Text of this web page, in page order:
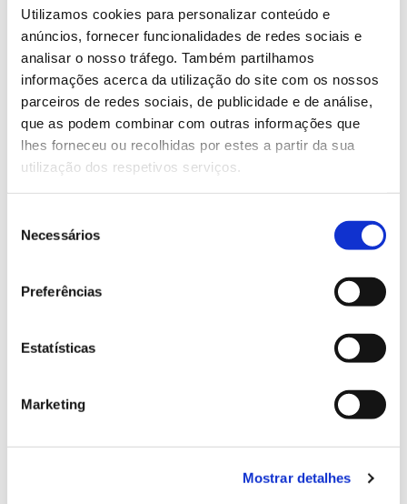
Utilizamos cookies para personalizar conteúdo e
anúncios, fornecer funcionalidades de redes sociais e
analisar o nosso tráfego. Também partilhamos
informações acerca da utilização do site com os nossos
parceiros de redes sociais, de publicidade e de análise,
que as podem combinar com outras informações que
lhes forneceu ou recolhidas por estes a partir da sua
utilização dos respetivos serviços.
Necessários
Preferências
Estatísticas
Marketing
Mostrar detalhes
“Esta nova iniciativa de monitorização florestal e
informação oportuna e precisa sobre as florestas da
UE, para que os decisores políticos, silvicultores e
gestores silvícolas possam tomar medidas rápidas e
decisivas em resposta às novas pressões das
explica o Comissário Europeu do
Ambiente, Oceanos e Pescas
Comissão tem vindo a consultar as várias partes
pública, para a qual são convidados a contribuir
floresta, ambiente, planeamento territorial e
estatística, assim como cientistas e especialistas da
academia, fornecedores de serviços e tecnologias de
monitorização, organizações não governamentais,